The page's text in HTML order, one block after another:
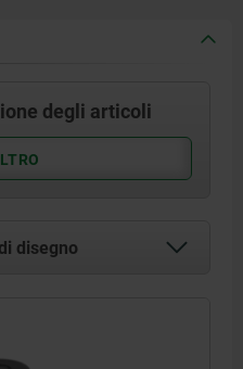
degli articoli
disegno